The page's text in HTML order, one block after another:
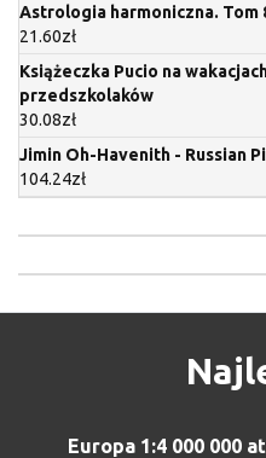
Astrologia harmoniczna. Tom
21.60zł
Książeczka Pucio na
przedszkolaków
30.08zł
Jimin Oh-Havenith - Russian
104.24zł
Europa 1:4 000 000